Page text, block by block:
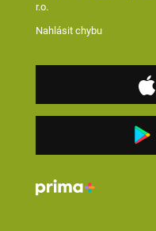
r.o.
Nahlásit chybu